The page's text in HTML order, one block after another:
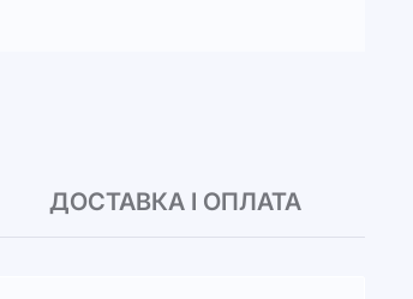
ДОСТАВКА І ОПЛАТА